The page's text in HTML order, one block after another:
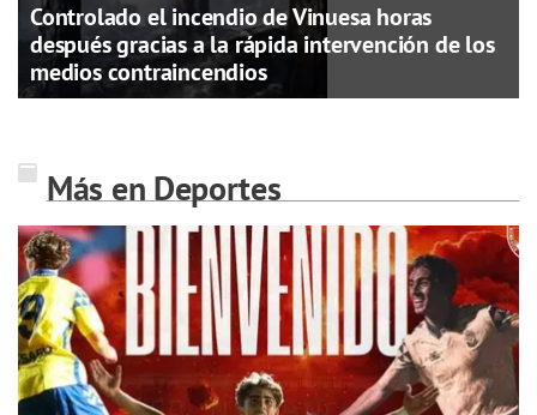
Controlado el incendio de Vinuesa horas
después gracias a la rápida intervención de los
medios contraincendios
Más en Deportes